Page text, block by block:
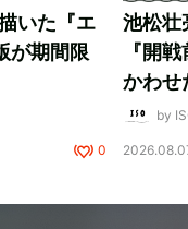
いた『エ
が期間限
0
池松壮
『開
かわせ
by